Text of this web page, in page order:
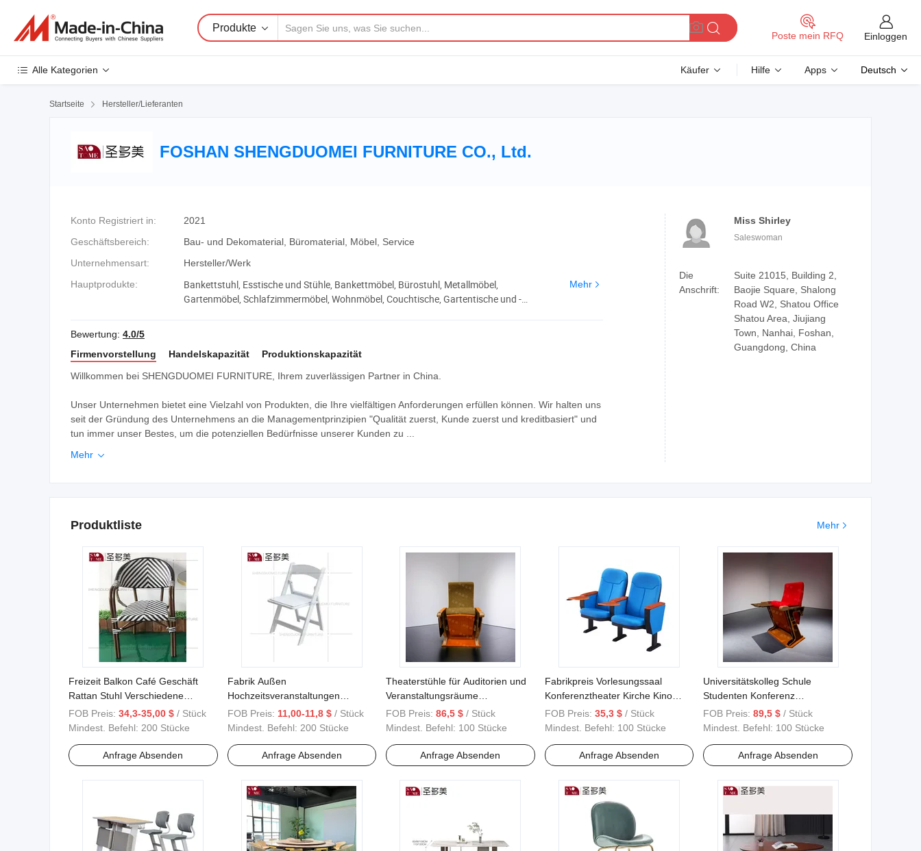
Produkte
Poste mein RFQ Einloggen
Alle Kategorien Käufer Hilfe Apps Deutsch
Startseite  Hersteller/Lieferanten
FOSHAN SHENGDUOMEI FURNITURE CO., Ltd.
Miss Shirley
Saleswoman
Die
Anschrift:
Suite 21015, Building 2,
Baojie Square, Shalong
Road W2, Shatou Office
Shatou Area, Jiujiang
Town, Nanhai, Foshan,
Guangdong, China
Konto Registriert in:
2021
Geschäftsbereich:
Bau- und Dekomaterial, Büromaterial, Möbel, Service
Unternehmensart:
Hersteller/Werk
Hauptprodukte:
Bankettstuhl, Esstische und Stühle, Bankettmöbel, Bürostuhl, Metallmöbel,
Gartenmöbel, Schlafzimmermöbel, Wohnmöbel, Couchtische, Gartentische und -
Mehr
Bewertung: 4.0/5
Firmenvorstellung
Handelskapazität
Produktionskapazität
Willkommen bei SHENGDUOMEI FURNITURE, Ihrem zuverlässigen Partner in China.
Unser Unternehmen bietet eine Vielzahl von Produkten, die Ihre vielfältigen Anforderungen erfüllen können. Wir halten uns
seit der Gründung des Unternehmens an die Managementprinzipien "Qualität zuerst, Kunde zuerst und kreditbasiert" und
tun immer unser Bestes, um die potenziellen Bedürfnisse unserer Kunden zu ...
Mehr 
Mehr
Produktliste
Freizeit Balkon Café Geschäft
Rattan Stuhl Verschiedene
Farben
FOB Preis: 34,3-35,00 $ / Stück
Mindest. Befehl: 200 Stücke
Anfrage Absenden
Fabrik Außen
Hochzeitsveranstaltungen
tragbare Klappstühle
FOB Preis: 11,00-11,8 $ / Stück
Mindest. Befehl: 200 Stücke
Anfrage Absenden
Theaterstühle für Auditorien und
Veranstaltungsräume
Auditoriumstühle mit Schreibbrett
FOB Preis: 86,5 $ / Stück
Mindest. Befehl: 100 Stücke
Anfrage Absenden
Fabrikpreis Vorlesungssaal
Konferenztheater Kirche Kino
Auditorium Stuhl
FOB Preis: 35,3 $ / Stück
Mindest. Befehl: 100 Stücke
Anfrage Absenden
Universitätskolleg Schule
Studenten Konferenz
Vorlesungssaal Theater Kino
Kirche Auditorium Stuhl
FOB Preis: 89,5 $ / Stück
Mindest. Befehl: 100 Stücke
Anfrage Absenden